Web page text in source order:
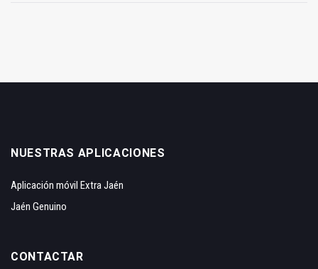
NUESTRAS APLICACIONES
Aplicación móvil Extra Jaén
Jaén Genuino
CONTACTAR